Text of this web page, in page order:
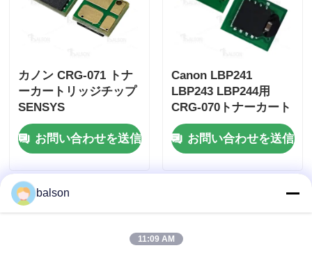
カノン CRG-071 トナ
ーカートリッジチップ
SENSYS
MLGBP122dw、
MMGF272dw、
MMGF275dw
お問い合わせを送信
Canon LBP241
LBP243 LBP244用
CRG-070トナーカート
リッジチップ CRG-
070H CRG070
お問い合わせを送信
balson
11:09 AM